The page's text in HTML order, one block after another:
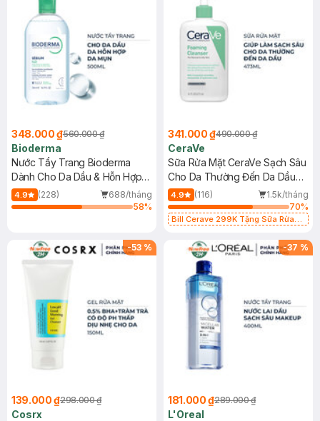
348.000 ₫560.000 ₫
Bioderma
Nước Tẩy Trang Bioderma
Dành Cho Da Dầu & Hỗn Hợp
500ml
4.9 (228)
688/tháng
58%
341.000 ₫490.000 ₫
CeraVe
Sữa Rửa Mặt CeraVe Sạch Sâu
Cho Da Thường Đến Da Dầu
473ml
4.9 (116)
1.5k/tháng
70%
Bill Cerave 299K Tặng Sữa Rửa
-53 %
139.000 ₫298.000 ₫
Cosrx
-37 %
181.000 ₫289.000 ₫
L'Oreal